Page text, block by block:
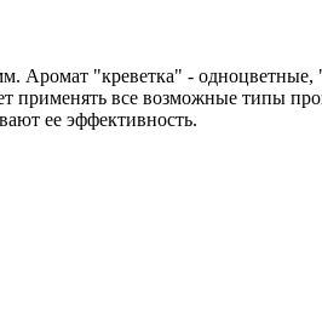
"креветка" - одноцветные,
применять все возможные типы
ее эффективность.